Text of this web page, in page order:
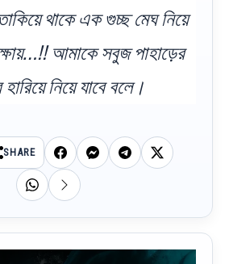
থাকে এক গুচ্ছ মেঘ নিয়ে
আমাকে সবুজ পাহাড়ের
নিয়ে যাবে বলে।
SHARE